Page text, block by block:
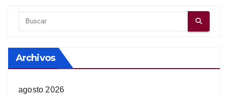
Archivos
agosto 2026